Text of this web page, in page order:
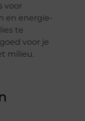
voor
en energie-
te
voor je
milieu.